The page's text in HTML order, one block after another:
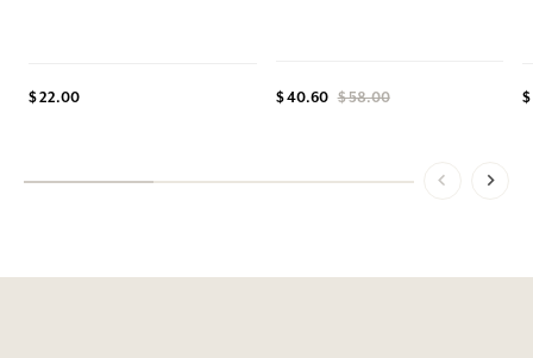
$ 22.00 $ 40.60 $ 58.00